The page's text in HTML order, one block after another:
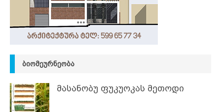
ᲑᲘᲝᲛᲔᲣᲠᲜᲔᲝᲑᲐ
მასანობუ ფუკუოკას მეთოდი